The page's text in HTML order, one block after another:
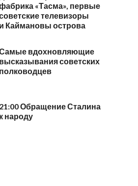
«Тасма», первые
телевизоры
и Каймановы острова
вдохновляющие
высказывания советских
полководцев
21:00 Обращение Сталина
к народу